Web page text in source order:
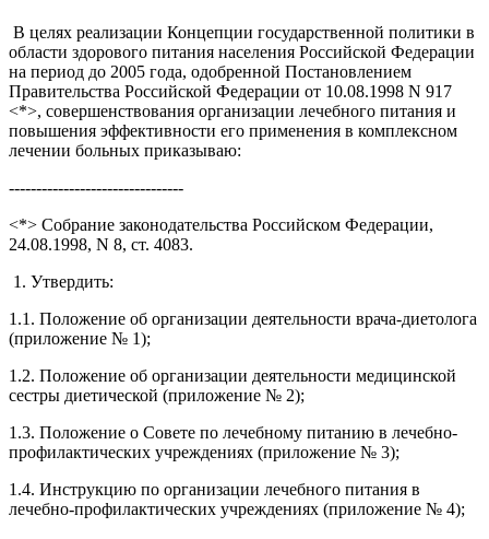
В целях реализации Концепции государственной политики в
области здорового питания населения Российской Федерации
на период до 2005 года, одобренной Постановлением
Правительства Российской Федерации от 10.08.1998 N 917
<*>, совершенствования организации лечебного питания и
повышения эффективности его применения в комплексном
лечении больных приказываю:
--------------------------------
<*> Собрание законодательства Российском Федерации,
24.08.1998, N 8, ст. 4083.
1. Утвердить:
1.1. Положение об организации деятельности врача-диетолога
(приложение № 1);
1.2. Положение об организации деятельности медицинской
сестры диетической (приложение № 2);
1.3. Положение о Совете по лечебному питанию в лечебно-
профилактических учреждениях (приложение № 3);
1.4. Инструкцию по организации лечебного питания в
лечебно-профилактических учреждениях (приложение № 4);